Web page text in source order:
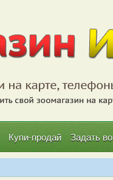
Купи-продай Задать